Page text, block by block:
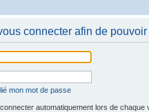
connecter afin de
mon mot de passe
automatiquement lors de chaque